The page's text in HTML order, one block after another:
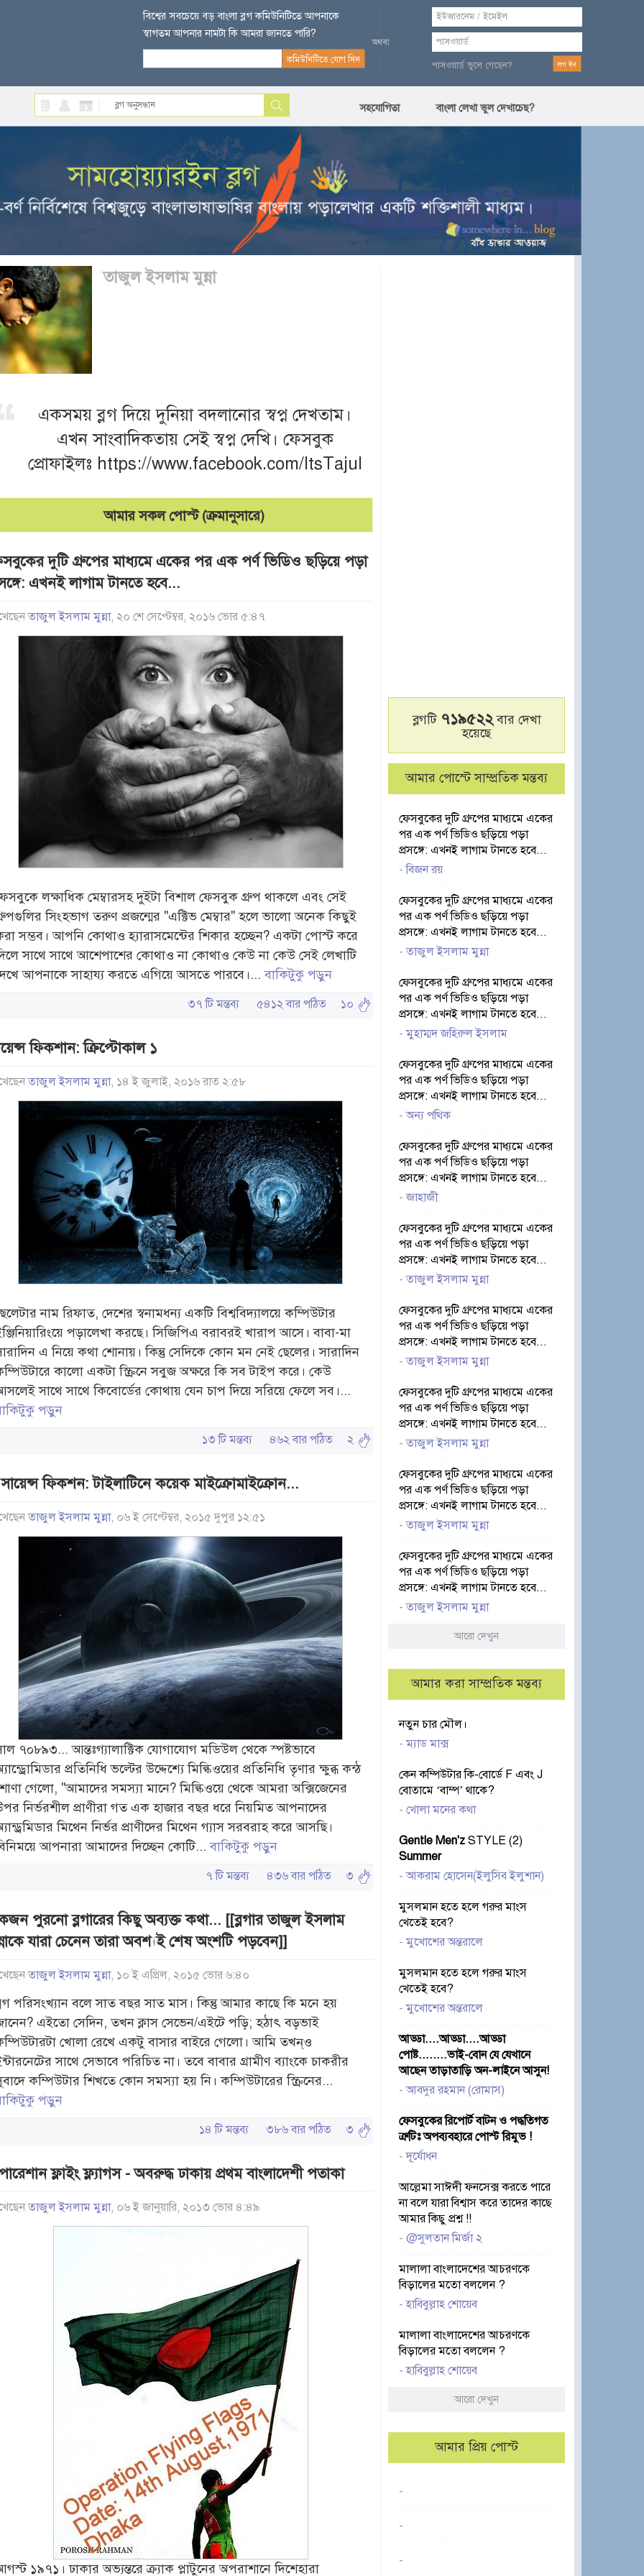
বিশ্বের সবচেয়ে বড় বাংলা ব্লগ কমিউনিটিতে আপনাকে
স্বাগতম আপনার নামটা কি আমরা জানতে পারি?
পাসওয়ার্ড ভুলে গেছেন?
সহযোগিতা বাংলা লেখা ভুল দেখাচেছ?
তাজুল ইসলাম মুন্না
একসময় ব্লগ দিয়ে দুনিয়া বদলানোর স্বপ্ন দেখতাম।
এখন সাংবাদিকতায় সেই স্বপ্ন দেখি। ফেসবুক
প্রোফাইলঃ https://www.facebook.com/ItsTajul
আমার সকল পোস্ট (ক্রমানুসারে)
দুটি গ্রুপের মাধ্যমে একের পর এক পর্ণ ভিডিও ছড়িয়ে পড়া
এখনই লাগাম টানতে হবে...
তাজুল ইসলাম মুন্না, ২০ শে সেপ্টেম্বর, ২০১৬ ভোর ৫:৪৭
লক্ষাধিক মেম্বারসহ দুইটা বিশাল ফেসবুক গ্রুপ থাকলে এবং সেই
সিংহভাগ তরুণ প্রজন্মের "এক্টিভ মেম্বার" হলে ভালো অনেক কিছুই
সম্ভব। আপনি কোথাও হ্যারাসমেন্টের শিকার হচ্ছেন? একটা পোস্ট করে
সাথে সাথে আশেপাশের কোথাও না কোথাও কেউ না কেউ সেই লেখাটি
আপনাকে সাহায্য করতে এগিয়ে আসতে পারবে।...বাকিটুকু পড়ুন
৩৭ টি মন্তব্য ৫৪১২ বার পঠিত ১০
ফিকশান: ক্রিপ্টোকাল ১
তাজুল ইসলাম মুন্না, ১৪ ই জুলাই, ২০১৬ রাত ২:৫৮
নাম রিফাত, দেশের স্বনামধন্য একটি বিশ্ববিদ্যালয়ে কম্পিউটার
পড়ালেখা করছে। সিজিপিএ বরাবরই খারাপ আসে। বাবা-মা
এ নিয়ে কথা শোনায়। কিন্তু সেদিকে কোন মন নেই ছেলের। সারাদিন
কালো একটা স্ক্রিনে সবুজ অক্ষরে কি সব টাইপ করে। কেউ
সাথে সাথে কিবোর্ডের কোথায় যেন চাপ দিয়ে সরিয়ে ফেলে সব।...
পড়ুন
১৩ টি মন্তব্য ৪৬২ বার পঠিত ২
ফিকশন: টাইলাটিনে কয়েক মাইক্রোমাইক্রোন...
তাজুল ইসলাম মুন্না, ০৬ ই সেপ্টেম্বর, ২০১৫ দুপুর ১২:৫১
৭০৮৯৩... আন্তঃগ্যালাক্টিক যোগাযোগ মডিউল থেকে স্পষ্টভাবে
প্রতিনিধি ভল্টের উদ্দেশ্যে মিল্কিওয়ের প্রতিনিধি তৃণার ক্ষুব্ধ কন্ঠ
গেলো, "আমাদের সমস্যা মানে? মিল্কিওয়ে থেকে আমরা অক্সিজেনের
নির্ভরশীল প্রাণীরা গত এক হাজার বছর ধরে নিয়মিত আপনাদের
মিথেন নির্ভর প্রাণীদের মিথেন গ্যাস সরবরাহ করে আসছি।
আপনারা আমাদের দিচ্ছেন কোটি...বাকিটুকু পড়ুন
৭ টি মন্তব্য ৪৩৬ বার পঠিত ৩
পুরনো ব্লগারের কিছু অব্যক্ত কথা... [[ব্লগার তাজুল ইসলাম
যারা চেনেন তারা অবশ্যই শেষ অংশটি পড়বেন]]
তাজুল ইসলাম মুন্না, ১০ ই এপ্রিল, ২০১৫ ভোর ৬:৪০
পরিসংখ্যান বলে সাত বছর সাত মাস। কিন্তু আমার কাছে কি মনে হয়
এইতো সেদিন, তখন ক্লাস সেভেন/এইটে পড়ি; হঠাৎ বড়ভাই
খোলা রেখে একটু বাসার বাইরে গেলো। আমি তখন্ও
সাথে সেভাবে পরিচিত না। তবে বাবার গ্রামীণ ব্যাংকে চাকরীর
কম্পিউটার শিখতে কোন সমস্যা হয় নি। কম্পিউটারের স্ক্রিনের...
পড়ুন
১৪ টি মন্তব্য ৩৮৬ বার পঠিত ৩
ফ্লাইং ফ্ল্যাগস - অবরুদ্ধ ঢাকায় প্রথম বাংলাদেশী পতাকা
তাজুল ইসলাম মুন্না, ০৬ ই জানুয়ারি, ২০১৩ ভোর ৪:৪৯
১৯৭১। ঢাকার অভ্যন্তরে ক্র্যাক প্লাটুনের অপরাশানে দিশেহারা
ব্লগটি ৭১৯৫২২বার দেখা
হয়েছে
আমার পোস্টে সাম্প্রতিক মন্তব্য
ফেসবুকের দুটি গ্রুপের মাধ্যমে একের
পর এক পর্ণ ভিডিও ছড়িয়ে পড়া
প্রসঙ্গে: এখনই লাগাম টানতে হবে...
-বিজন রয়
ফেসবুকের দুটি গ্রুপের মাধ্যমে একের
পর এক পর্ণ ভিডিও ছড়িয়ে পড়া
প্রসঙ্গে: এখনই লাগাম টানতে হবে...
-তাজুল ইসলাম মুন্না
ফেসবুকের দুটি গ্রুপের মাধ্যমে একের
পর এক পর্ণ ভিডিও ছড়িয়ে পড়া
প্রসঙ্গে: এখনই লাগাম টানতে হবে...
-মুহাম্মদ জহিরুল ইসলাম
ফেসবুকের দুটি গ্রুপের মাধ্যমে একের
পর এক পর্ণ ভিডিও ছড়িয়ে পড়া
প্রসঙ্গে: এখনই লাগাম টানতে হবে...
-অন্য পথিক
ফেসবুকের দুটি গ্রুপের মাধ্যমে একের
পর এক পর্ণ ভিডিও ছড়িয়ে পড়া
প্রসঙ্গে: এখনই লাগাম টানতে হবে...
-জাহাজী
ফেসবুকের দুটি গ্রুপের মাধ্যমে একের
পর এক পর্ণ ভিডিও ছড়িয়ে পড়া
প্রসঙ্গে: এখনই লাগাম টানতে হবে...
-তাজুল ইসলাম মুন্না
ফেসবুকের দুটি গ্রুপের মাধ্যমে একের
পর এক পর্ণ ভিডিও ছড়িয়ে পড়া
প্রসঙ্গে: এখনই লাগাম টানতে হবে...
-তাজুল ইসলাম মুন্না
ফেসবুকের দুটি গ্রুপের মাধ্যমে একের
পর এক পর্ণ ভিডিও ছড়িয়ে পড়া
প্রসঙ্গে: এখনই লাগাম টানতে হবে...
-তাজুল ইসলাম মুন্না
ফেসবুকের দুটি গ্রুপের মাধ্যমে একের
পর এক পর্ণ ভিডিও ছড়িয়ে পড়া
প্রসঙ্গে: এখনই লাগাম টানতে হবে...
-তাজুল ইসলাম মুন্না
ফেসবুকের দুটি গ্রুপের মাধ্যমে একের
পর এক পর্ণ ভিডিও ছড়িয়ে পড়া
প্রসঙ্গে: এখনই লাগাম টানতে হবে...
-তাজুল ইসলাম মুন্না
আরো দেখুন
আমার করা সাম্প্রতিক মন্তব্য
নতুন চার মৌল।
-ম্যাড মাক্স
কেন কম্পিউটার কি-বোর্ডে F এবং J
বোতামে ‘বাম্প’ থাকে?
- খোলা মনের কথা
Gentle Men'z STYLE (2)
Summer
-আকরাম হোসেন(ইলুসিব ইলুশান)
মুসলমান হতে হলে গরুর মাংস
খেতেই হবে?
-মুখোশের অন্তরালে
মুসলমান হতে হলে গরুর মাংস
খেতেই হবে?
-মুখোশের অন্তরালে
আড্ডা....আড্ডা....আড্ডা
পোষ্ট........ভাই-বোন যে যেখানে
আছেন তাড়াতাড়ি অন-লাইনে আসুন!
-আবদুর রহমান (রোমাস)
ফেসবুকের রিপোর্ট বাটন ও পদ্ধতিগত
ত্রুটিঃ অপব্যবহারে পোস্ট রিমুভ !
-দূর্যোধন
আল্লেমা সাঈদী ফনসেক্স করতে পারে
না বলে যারা বিশ্বাস করে তাদের কাছে
আমার কিছু প্রশ্ন !!
- @সুলতান মির্জা ২
মালালা বাংলাদেশের আচরণকে
বিড়ালের মতো বললেন ?
-হাবিবুল্লাহ শোয়েব
মালালা বাংলাদেশের আচরণকে
বিড়ালের মতো বললেন ?
-হাবিবুল্লাহ শোয়েব
আরো দেখুন
আমার প্রিয় পোস্ট
-
-
-